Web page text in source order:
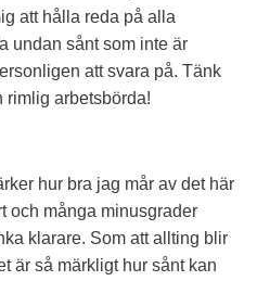
att hålla reda på alla
undan sånt som inte är
att svara på. Tänk
rimlig arbetsbörda!
hur bra jag mår av det här
och många minusgrader
klarare. Som att allting blir
är så märkligt hur sånt kan